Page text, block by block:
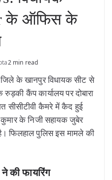
के ऑफिस के
2 min read
जिले के खानपुर विधायक सीट से
कैंप कार्यालय पर दोबारा
सीसीटीवी कैमरे में कैद हुई
के निजी सहायक जुबेर
फिलहाल पुलिस इस मामले की
की फायरिंग